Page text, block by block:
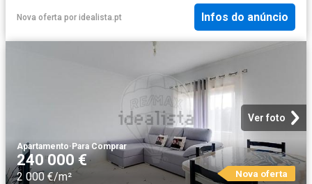
Nova oferta por idealista.pt Infos do anúncio
Ver foto
Apartamento·Para Comprar
240 000 €
2 000 €/m² Nova oferta